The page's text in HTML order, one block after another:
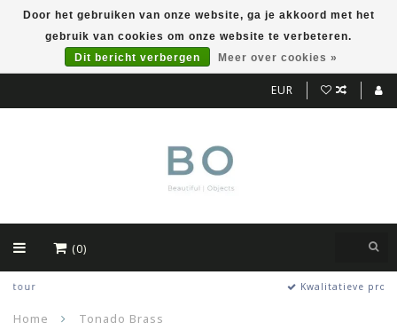
EUR
(0)
Home Tonado Brass
Door het gebruiken van onze website, ga je akkoord met het
gebruik van cookies om onze website te verbeteren.
Dit bericht verbergen
Meer over cookies »